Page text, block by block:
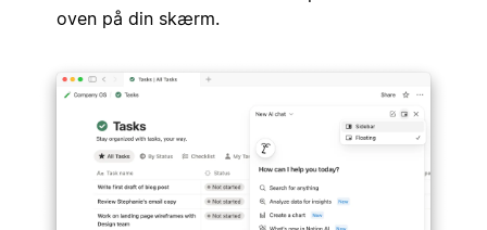
oven på din skærm.